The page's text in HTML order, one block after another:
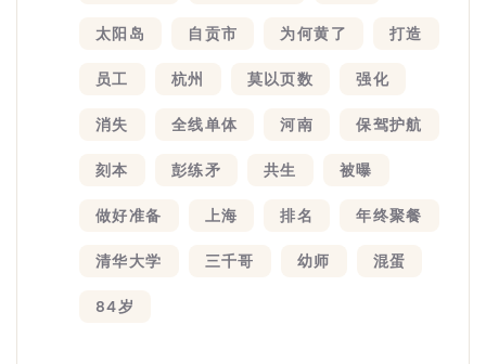
太阳岛 自贡市 为何黄了 打造
员工 杭州 莫以页数 强化
消失 全线单体 河南 保驾护航
刻本 彭练矛 共生 被曝
做好准备 上海 排名 年终聚餐
清华大学 三千哥 幼师 混蛋
84岁